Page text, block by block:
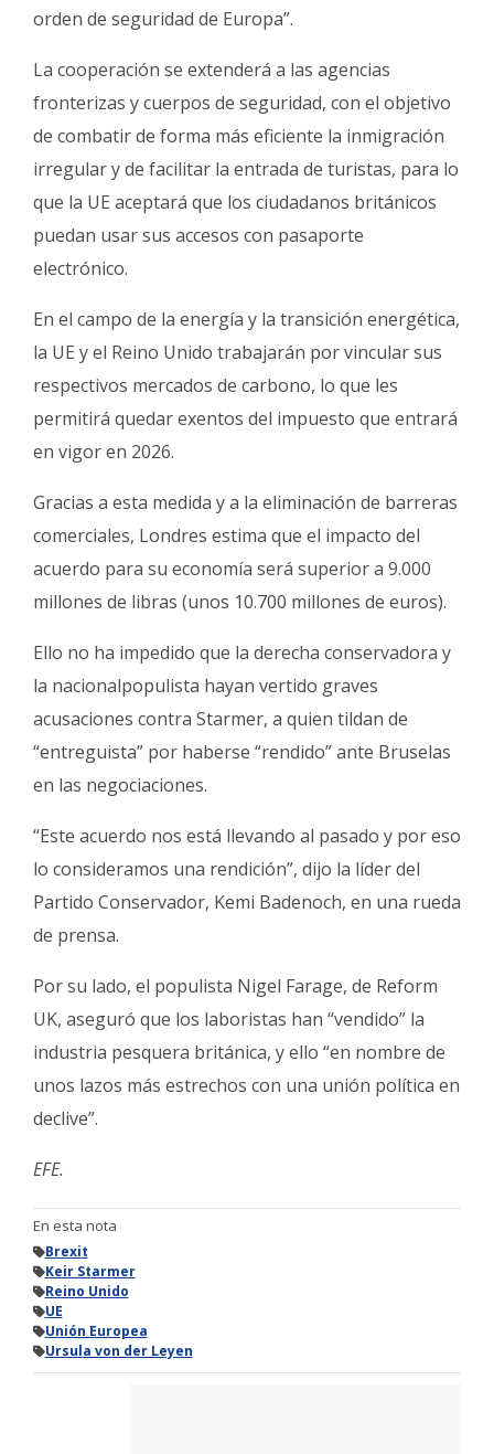
orden de seguridad de Europa”.
La cooperación se extenderá a las agencias
fronterizas y cuerpos de seguridad, con el objetivo
de combatir de forma más eficiente la inmigración
irregular y de facilitar la entrada de turistas, para lo
que la UE aceptará que los ciudadanos británicos
puedan usar sus accesos con pasaporte
electrónico.
En el campo de la energía y la transición energética,
la UE y el Reino Unido trabajarán por vincular sus
respectivos mercados de carbono, lo que les
permitirá quedar exentos del impuesto que entrará
en vigor en 2026.
Gracias a esta medida y a la eliminación de barreras
comerciales, Londres estima que el impacto del
acuerdo para su economía será superior a 9.000
millones de libras (unos 10.700 millones de euros).
Ello no ha impedido que la derecha conservadora y
la nacionalpopulista hayan vertido graves
acusaciones contra Starmer, a quien tildan de
“entreguista” por haberse “rendido” ante Bruselas
en las negociaciones.
“Este acuerdo nos está llevando al pasado y por eso
lo consideramos una rendición”, dijo la líder del
Partido Conservador, Kemi Badenoch, en una rueda
de prensa.
Por su lado, el populista Nigel Farage, de Reform
UK, aseguró que los laboristas han “vendido” la
industria pesquera británica, y ello “en nombre de
unos lazos más estrechos con una unión política en
declive”.
EFE.
En esta nota
Brexit
Keir Starmer
Reino Unido
UE
Unión Europea
Ursula von der Leyen